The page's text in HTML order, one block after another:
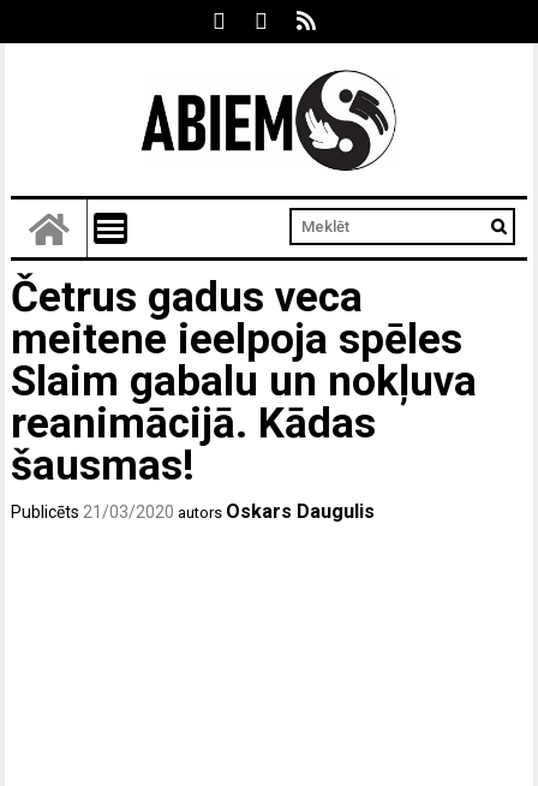
Četrus gadus veca
meitene ieelpoja spēles
Slaim gabalu un nokļuva
reanimācijā. Kādas
šausmas!
Publicēts 21/03/2020 autors Oskars Daugulis